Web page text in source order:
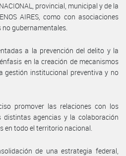
provincial, municipal y de la
AIRES, como con asociaciones
gubernamentales.
a la prevención del delito y la
en la creación de mecanismos
gestión institucional preventiva y no
promover las relaciones con los
distintas agencias y la colaboración
en todo el territorio nacional.
de una estrategia federal,